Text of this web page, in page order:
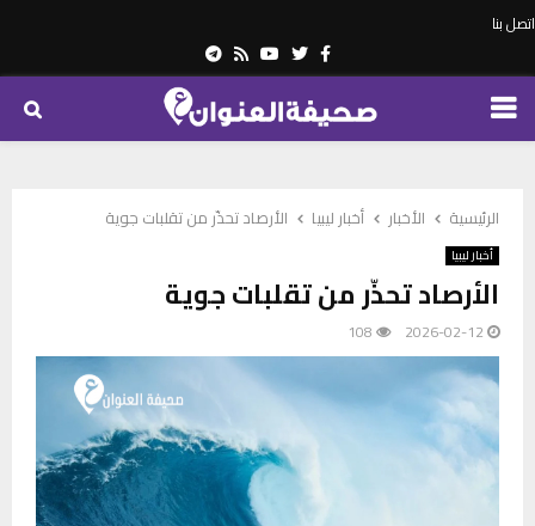
اتصل بنا
Facebook
Twitter
Youtube
Rss
Telegram
PRIMARY
الرئيسية الأخبار أخبار ليبيا الأرصاد تحذّر من تقلبات جوية
أخبار ليبيا
الأرصاد تحذّر من تقلبات جوية
2026-02-12
108